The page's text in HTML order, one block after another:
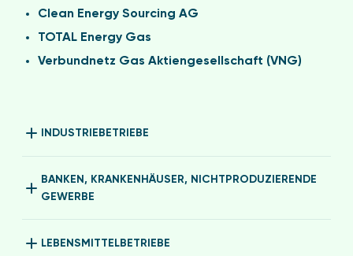
Clean Energy Sourcing AG
TOTAL Energy Gas
Verbundnetz Gas Aktiengesellschaft (VNG)
INDUSTRIEBETRIEBE
BANKEN, KRANKENHÄUSER, NICHTPRODUZIERENDE
GEWERBE
LEBENSMITTELBETRIEBE